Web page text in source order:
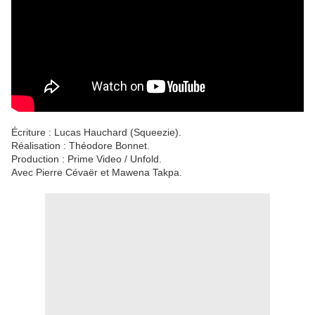
Écriture : Lucas Hauchard (Squeezie).
Réalisation : Théodore Bonnet.
Production : Prime Video / Unfold.
Avec Pierre Cévaër et Mawena Takpa.